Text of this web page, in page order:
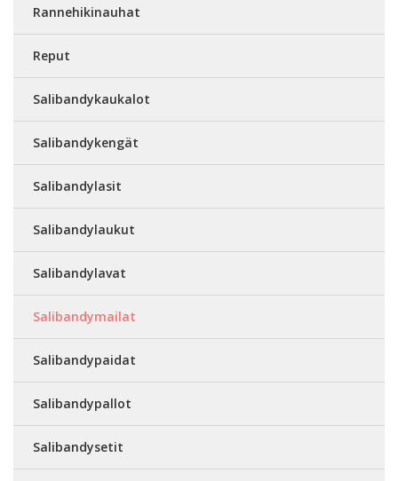
Rannehikinauhat
Reput
Salibandykaukalot
Salibandykengät
Salibandylasit
Salibandylaukut
Salibandylavat
Salibandymailat
Salibandypaidat
Salibandypallot
Salibandysetit